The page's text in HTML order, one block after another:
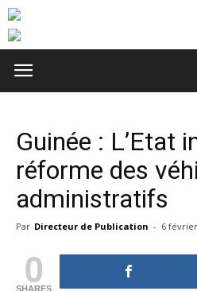
Guinée : L’Etat
réforme des
administratifs
Par Directeur de Publication - 6
0
SHARES